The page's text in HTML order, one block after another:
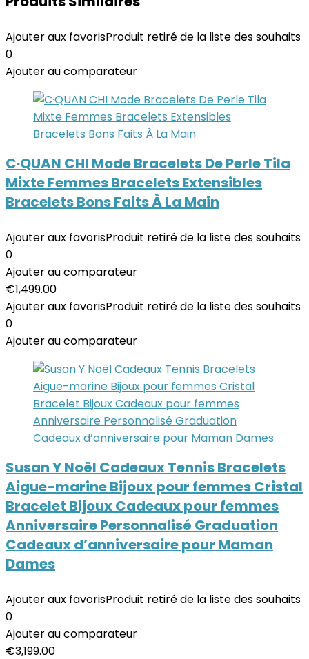
Ajouter aux favorisProduit retiré de la liste des souhaits
0
Ajouter au comparateur
C·QUAN CHI Mode Bracelets De Perle Tila
Mixte Femmes Bracelets Extensibles
Bracelets Bons Faits À La Main
Ajouter aux favorisProduit retiré de la liste des souhaits
0
Ajouter au comparateur
€1,499.00
Ajouter aux favorisProduit retiré de la liste des souhaits
0
Ajouter au comparateur
Susan Y Noël Cadeaux Tennis Bracelets
Aigue-marine Bijoux pour femmes Cristal
Bracelet Bijoux Cadeaux pour femmes
Anniversaire Personnalisé Graduation
Cadeaux d’anniversaire pour Maman
Dames
Ajouter aux favorisProduit retiré de la liste des souhaits
0
Ajouter au comparateur
€3,199.00